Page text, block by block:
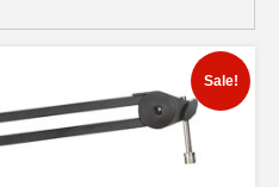
Sale!